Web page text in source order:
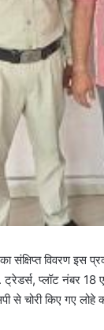
संक्षिप्त विवरण इस
ट्रेडर्स, प्लॉट नंबर
से चोरी किए गए लोहे